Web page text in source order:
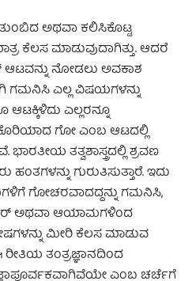
ಅಥವಾ ಕಲಿಸಿಕೊಟ್ಟ
ಕೆಲಸ ಮಾಡುವುದಾಗಿತ್ತು. ಆದರೆ
ಆಟವನ್ನು ನೋಡಲು ಅವಕಾಶ
ಗಮನಿಸಿ ಎಲ್ಲ ವಿಷಯಗಳನ್ನು
ಎಲ್ಲರನ್ನೂ
ಗೋ ಎಂಬ ಆಟದಲ್ಲಿ
ತತ್ವಶಾಸ್ತ್ರದಲ್ಲಿ ಶ್ರವಣ
ಗುರುತಿಸುತ್ತಾರೆ. ಇದು
ಗೋಚರವಾದದ್ದನ್ನು ಗಮನಿಸಿ,
ಅಥವಾ ಆಯಾಮಗಳಿಂದ
ಮೀರಿ ಕೆಲಸ ಮಾಡುವ
ರೀತಿಯ ತಂತ್ರಜ್ಞಾನದಿಂದ
ಎಂಬ ಚರ್ಚೆಗೆ